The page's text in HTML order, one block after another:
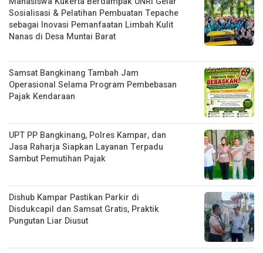
Sosialisasi & Pelatihan Pembuatan Tepache
sebagai Inovasi Pemanfaatan Limbah Kulit
Nanas di Desa Muntai Barat
Samsat Bangkinang Tambah Jam
Operasional Selama Program Pembebasan
Pajak Kendaraan
UPT PP Bangkinang, Polres Kampar, dan
Jasa Raharja Siapkan Layanan Terpadu
Sambut Pemutihan Pajak
Dishub Kampar Pastikan Parkir di
Disdukcapil dan Samsat Gratis, Praktik
Pungutan Liar Diusut